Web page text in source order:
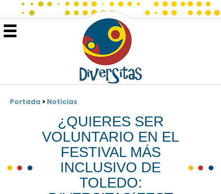
Portada > Noticias
¿QUIERES SER
VOLUNTARIO EN EL
FESTIVAL MÁS
INCLUSIVO DE
TOLEDO: